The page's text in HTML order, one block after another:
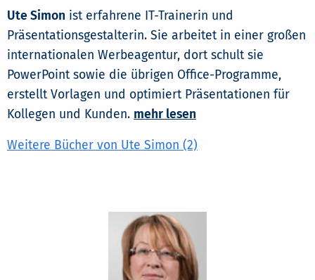
Ute Simon ist erfahrene IT-Trainerin und
Präsentationsgestalterin. Sie arbeitet in einer großen
internationalen Werbeagentur, dort schult sie
PowerPoint sowie die übrigen Office-Programme,
erstellt Vorlagen und optimiert Präsentationen für
Kollegen und Kunden. mehr lesen
Weitere Bücher von Ute Simon (2)